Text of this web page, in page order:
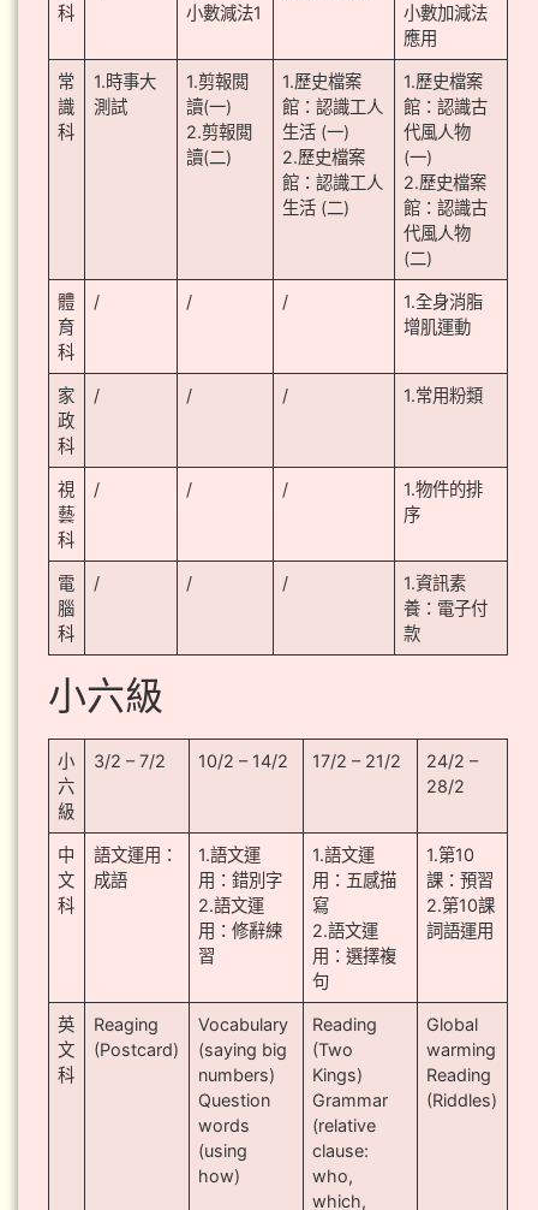
科
小數減法1
小數加減法
應用
常
識
科
1.時事大
測試
1.剪報閲
讀(一)
2.剪報閲
讀(二)
1.歷史檔案
館：認識工人
生活 (一)
2.歷史檔案
館：認識工人
生活 (二)
1.歷史檔案
館：認識古
代風人物
(一)
2.歷史檔案
館：認識古
代風人物
(二)
體
育
科
/ / /
1.全身消脂
增肌運動
家
政
科
/ / / 1.常用粉類
視
藝
科
/ / /
1.物件的排
序
電
腦
科
/ / /
1.資訊素
養：電子付
款
小六級
小
六
級
3/2 – 7/2 10/2 – 14/2 17/2 – 21/2
24/2 –
28/2
中
文
科
語文運用：
成語
1.語文運
用：錯別字
2.語文運
用：修辭練
習
1.語文運
用：五感描
寫
2.語文運
用：選擇複
句
1.第10
課：預習
2.第10課
詞語運用
英
文
科
Reaging
(Postcard)
Vocabulary
(saying big
numbers)
Question
words
(using
how)
Reading
(Two
Kings)
Grammar
(relative
clause:
who,
which,
Global
warming
Reading
(Riddles)